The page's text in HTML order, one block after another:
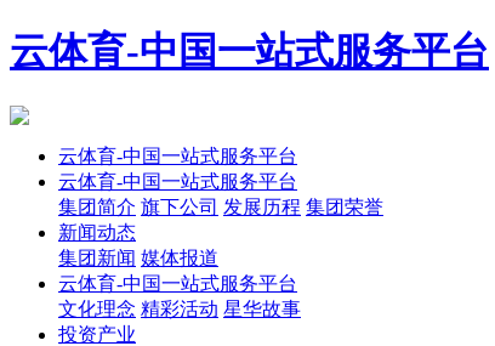
云体育-中国一站式服务平台
云体育-中国一站式服务平台
云体育-中国一站式服务平台
集团简介 旗下公司 发展历程 集团荣誉
新闻动态
集团新闻 媒体报道
云体育-中国一站式服务平台
文化理念 精彩活动 星华故事
投资产业